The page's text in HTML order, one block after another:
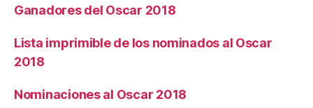
Ganadores del Oscar 2018
Lista imprimible de los nominados al Oscar
2018
Nominaciones al Oscar 2018